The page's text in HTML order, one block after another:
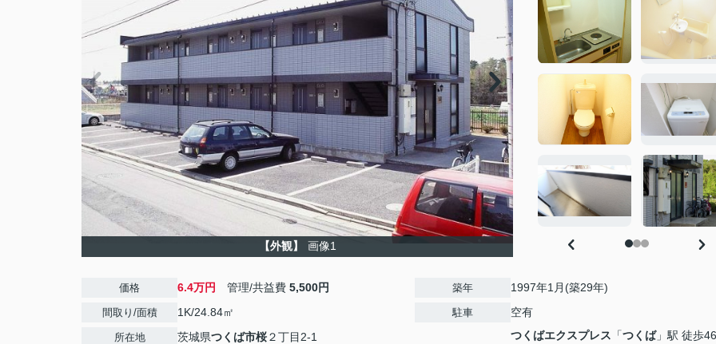
【外観】 画像1
価格 6.4万円 管理/共益費 5,500円
間取り/面積 1K/24.84㎡
所在地 茨城県つくば市桜２丁目2-1
築年 1997年1月(築29年)
駐車 空有
つくばエクスプレス 「つくば」駅 徒歩